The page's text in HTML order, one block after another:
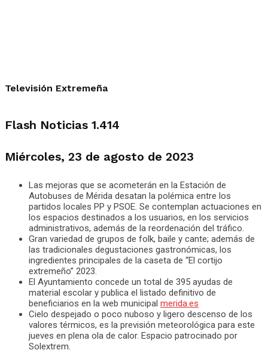
Televisión Extremeña
Flash Noticias 1.414
Miércoles, 23 de agosto de 2023
Las mejoras que se acometerán en la Estación de
Autobuses de Mérida desatan la polémica entre los
partidos locales PP y PSOE. Se contemplan actuaciones en
los espacios destinados a los usuarios, en los servicios
administrativos, además de la reordenación del tráfico.
Gran variedad de grupos de folk, baile y cante; además de
las tradicionales degustaciones gastronómicas, los
ingredientes principales de la caseta de “El cortijo
extremeño” 2023.
El Ayuntamiento concede un total de 395 ayudas de
material escolar y publica el listado definitivo de
beneficiarios en la web municipal merida.es
Cielo despejado o poco nuboso y ligero descenso de los
valores térmicos, es la previsión meteorológica para este
jueves en plena ola de calor. Espacio patrocinado por
Solextrem.